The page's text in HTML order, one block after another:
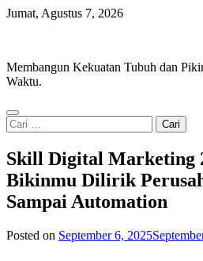
Skip
Jumat, Agustus 7, 2026
Membangun Kekuatan Tubuh dan
Waktu.
Cari
untuk:
Skill Digital Marketing
Bikinmu Dilirik
Sampai Automation
Posted on September 6, 2025